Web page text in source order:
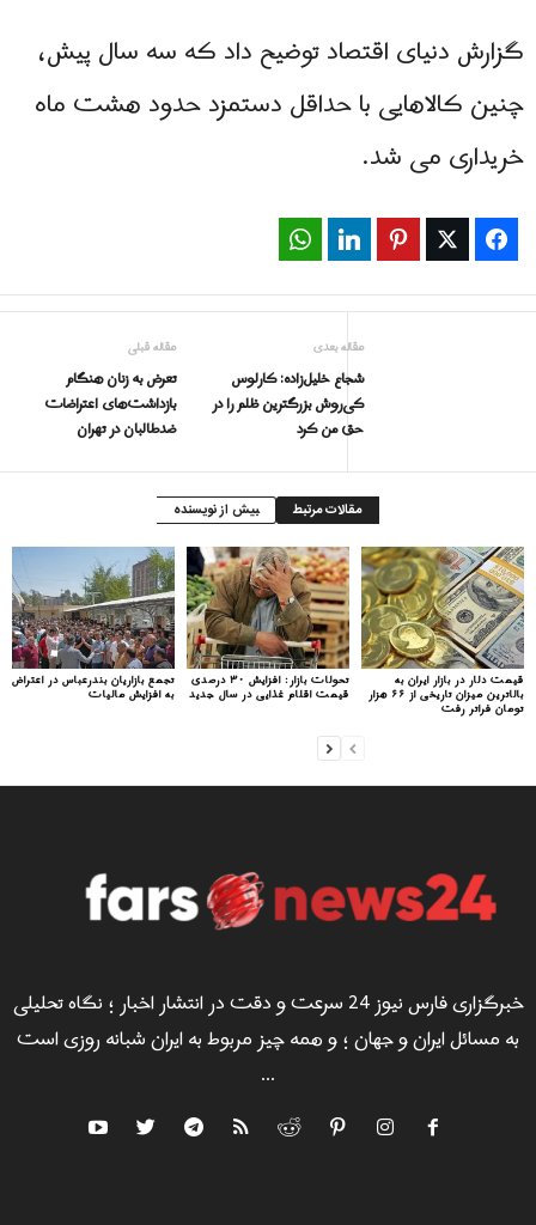
گزارش دنیای اقتصاد توضیح داد که سه سال پیش،
چنین کالاهایی با حداقل دستمزد حدود هشت ماه
خریداری می شد.
Facebook
Twitter
Pinterest
LinkedIn
مقاله قبلی
تعرض به زنان هنگام
بازداشت‌های اعتراضات
ضدطالبان در تهران
مقاله بعدی
شجاع خلیل‌زاده: کارلوس
کی‌روش بزرگترین ظلم را در
حق من کرد
مقالات مرتبط بیش از نویسنده
تجمع بازاریان بندرعباس در اعتراض
به افزایش مالیات
تحولات بازار: افزایش ۳۰ درصدی
قیمت اقلام غذایی در سال جدید
قیمت دلار در بازار ایران به
بالاترین میزان تاریخی از ۶۶ هزار
تومان فراتر رفت
خبرگزاری فارس نیوز 24 سرعت و دقت در انتشار اخبار ؛ نگاه تحلیلی
به مسائل ایران و جهان ؛ و همه چیز مربوط به ایران شبانه روزی است
...